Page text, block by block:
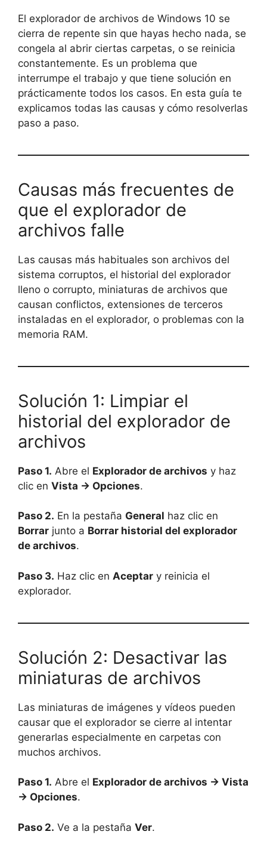
El explorador de archivos de Windows 10 se
cierra de repente sin que hayas hecho nada, se
congela al abrir ciertas carpetas, o se reinicia
constantemente. Es un problema que
interrumpe el trabajo y que tiene solución en
prácticamente todos los casos. En esta guía te
explicamos todas las causas y cómo resolverlas
paso a paso.
Causas más frecuentes de
que el explorador de
archivos falle
Las causas más habituales son archivos del
sistema corruptos, el historial del explorador
lleno o corrupto, miniaturas de archivos que
causan conflictos, extensiones de terceros
instaladas en el explorador, o problemas con la
memoria RAM.
Solución 1: Limpiar el
historial del explorador de
archivos
Paso 1. Abre el Explorador de archivos y haz
clic en Vista → Opciones.
Paso 2. En la pestaña General haz clic en
Borrar junto a Borrar historial del explorador
de archivos.
Paso 3. Haz clic en Aceptar y reinicia el
explorador.
Solución 2: Desactivar las
miniaturas de archivos
Las miniaturas de imágenes y vídeos pueden
causar que el explorador se cierre al intentar
generarlas especialmente en carpetas con
muchos archivos.
Paso 1. Abre el Explorador de archivos → Vista
→ Opciones.
Paso 2. Ve a la pestaña Ver.